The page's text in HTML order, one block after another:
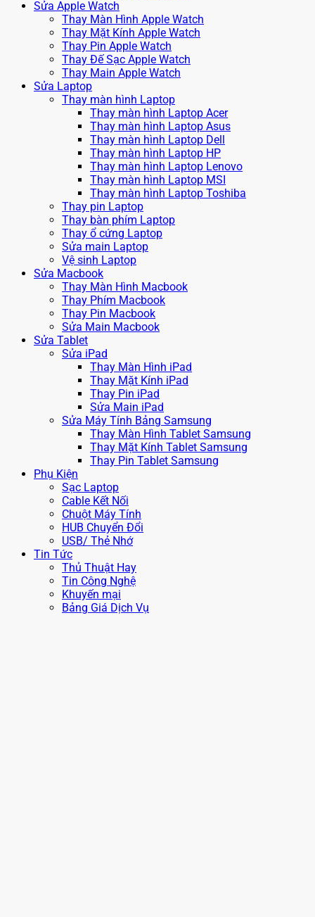
Sửa Apple Watch
Thay Màn Hình Apple Watch
Thay Mặt Kính Apple Watch
Thay Pin Apple Watch
Thay Đế Sạc Apple Watch
Thay Main Apple Watch
Sửa Laptop
Thay màn hình Laptop
Thay màn hình Laptop Acer
Thay màn hình Laptop Asus
Thay màn hình Laptop Dell
Thay màn hình Laptop HP
Thay màn hình Laptop Lenovo
Thay màn hình Laptop MSI
Thay màn hình Laptop Toshiba
Thay pin Laptop
Thay bàn phím Laptop
Thay ổ cứng Laptop
Sửa main Laptop
Vệ sinh Laptop
Sửa Macbook
Thay Màn Hình Macbook
Thay Phím Macbook
Thay Pin Macbook
Sửa Main Macbook
Sửa Tablet
Sửa iPad
Thay Màn Hình iPad
Thay Mặt Kính iPad
Thay Pin iPad
Sửa Main iPad
Sửa Máy Tính Bảng Samsung
Thay Màn Hình Tablet Samsung
Thay Mặt Kính Tablet Samsung
Thay Pin Tablet Samsung
Phụ Kiện
Sạc Laptop
Cable Kết Nối
Chuột Máy Tính
HUB Chuyển Đổi
USB/ Thẻ Nhớ
Tin Tức
Thủ Thuật Hay
Tin Công Nghệ
Khuyến mại
Bảng Giá Dịch Vụ